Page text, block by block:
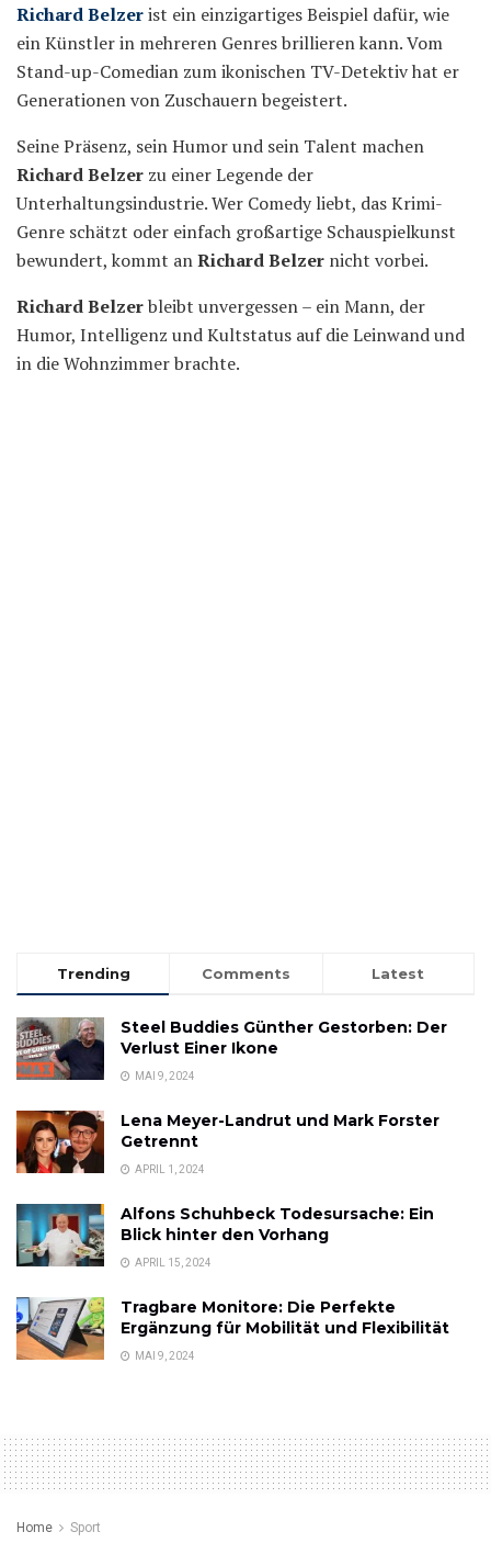
Richard Belzerist ein einzigartiges Beispiel dafür, wie
ein Künstler in mehreren Genres brillieren kann. Vom
Stand-up-Comedian zum ikonischen TV-Detektiv hat er
Generationen von Zuschauern begeistert.
Seine Präsenz, sein Humor und sein Talent machen
Richard Belzer zu einer Legende der
Unterhaltungsindustrie. Wer Comedy liebt, das Krimi-
Genre schätzt oder einfach großartige Schauspielkunst
bewundert, kommt anRichard Belzer nicht vorbei.
Richard Belzerbleibt unvergessen – ein Mann, der
Humor, Intelligenz und Kultstatus auf die Leinwand und
in die Wohnzimmer brachte.
Trending Comments Latest
Steel Buddies Günther Gestorben: Der
Verlust Einer Ikone
MAI 9, 2024
Lena Meyer-Landrut und Mark Forster
Getrennt
APRIL 1, 2024
Alfons Schuhbeck Todesursache: Ein
Blick hinter den Vorhang
APRIL 15, 2024
Tragbare Monitore: Die Perfekte
Ergänzung für Mobilität und Flexibilität
MAI 9, 2024
Home Sport